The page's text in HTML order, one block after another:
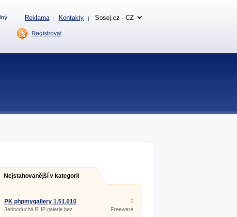
Nejstahovanější v kategorii
PK phpmygallery 1.51.010
Jednoduchá PHP galerie bez
databáze.
7
Freeware
Reklama | Kontakty |
Registrovat